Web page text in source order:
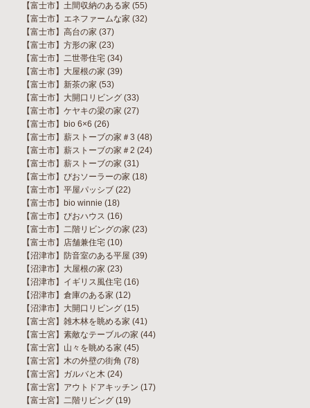
【富士市】土間収納のある家 (55)
【富士市】エネファームな家 (32)
【富士市】高台の家 (37)
【富士市】方形の家 (23)
【富士市】二世帯住宅 (34)
【富士市】大屋根の家 (39)
【富士市】新茶の家 (53)
【富士市】大開口リビング (33)
【富士市】ケヤキの梁の家 (27)
【富士市】bio 6×6 (26)
【富士市】薪ストーブの家＃3 (48)
【富士市】薪ストーブの家＃2 (24)
【富士市】薪ストーブの家 (31)
【富士市】びおソーラーの家 (18)
【富士市】平屋パッシブ (22)
【富士市】bio winnie (18)
【富士市】びおハウス (16)
【富士市】二階リビングの家 (23)
【富士市】店舗兼住宅 (10)
【沼津市】防音室のある平屋 (39)
【沼津市】大屋根の家 (23)
【沼津市】イギリス風住宅 (16)
【沼津市】倉庫のある家 (12)
【沼津市】大開口リビング (15)
【富士宮】雑木林を眺める家 (41)
【富士宮】素敵なテーブルの家 (44)
【富士宮】山々を眺める家 (45)
【富士宮】木の外壁の街角 (78)
【富士宮】ガルバと木 (24)
【富士宮】アウトドアキッチン (17)
【富士宮】二階リビング (19)